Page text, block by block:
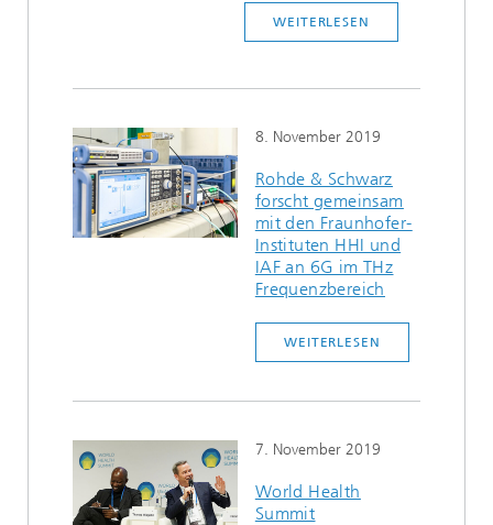
WEITERLESEN
8. November 2019
Rohde & Schwarz
forscht gemeinsam
mit den Fraunhofer-
Instituten HHI und
IAF an 6G im THz
Frequenzbereich
WEITERLESEN
7. November 2019
World Health
Summit